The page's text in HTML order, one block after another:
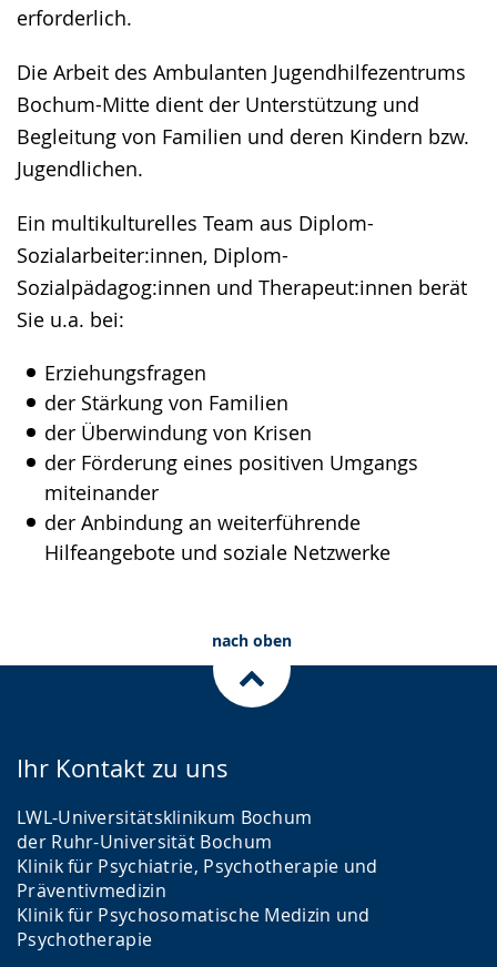
erforderlich.
Die Arbeit des Ambulanten Jugendhilfezentrums
Bochum-Mitte dient der Unterstützung und
Begleitung von Familien und deren Kindern bzw.
Jugendlichen.
Ein multikulturelles Team aus Diplom-
Sozialarbeiter:innen, Diplom-
Sozialpädagog:innen und Therapeut:innen berät
Sie u.a. bei:
Erziehungsfragen
der Stärkung von Familien
der Überwindung von Krisen
der Förderung eines positiven Umgangs
miteinander
der Anbindung an weiterführende
Hilfeangebote und soziale Netzwerke
nach oben
Ihr Kontakt zu uns
LWL-Universitätsklinikum Bochum
der Ruhr-Universität Bochum
Klinik für Psychiatrie, Psychotherapie und
Präventivmedizin
Klinik für Psychosomatische Medizin und
Psychotherapie